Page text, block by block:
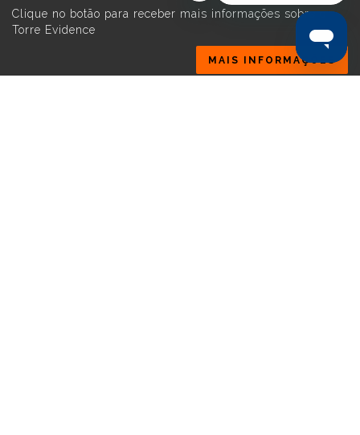
Clique no botão para receber mais informações sobre o
Torre Evidence
MAIS INFORMAÇÕES